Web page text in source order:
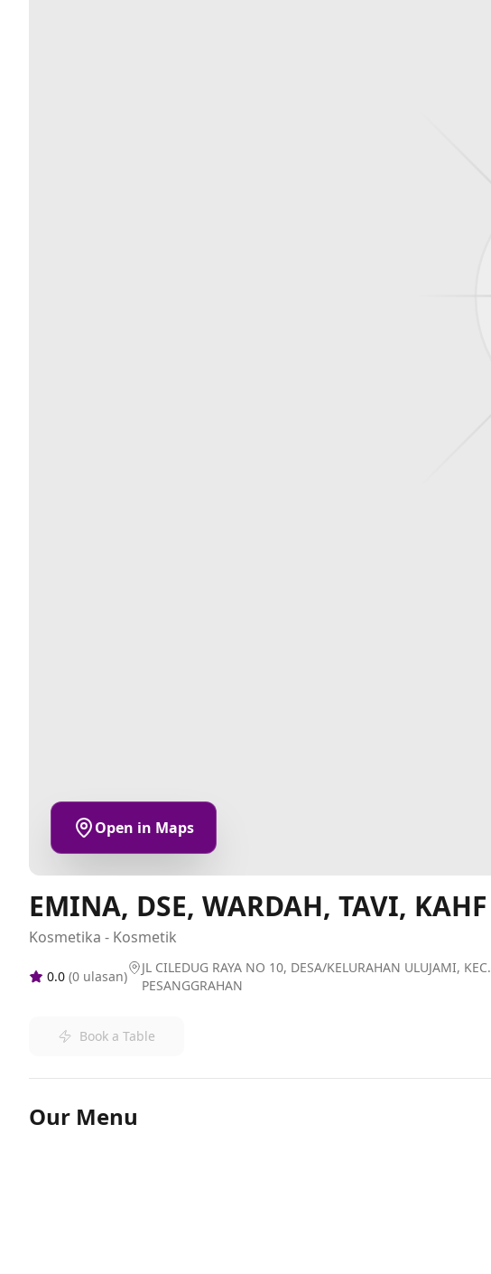
Open in Maps
EMINA, DSE, WARDAH, TAVI, KAHF
Kosmetika - Kosmetik
0.0 (0 ulasan)
JL CILEDUG RAYA NO 10, DESA/KELURAHAN ULUJAMI, KEC.
PESANGGRAHAN
Book a Table
Our Menu